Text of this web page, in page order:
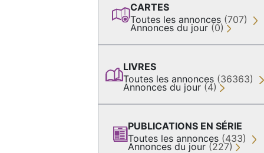
CARTES
Toutes les annonces (707)
Annonces du jour (0)
LIVRES
Toutes les annonces (36363)
Annonces du jour (4)
PUBLICATIONS EN SÉRIE
Toutes les annonces (433)
Annonces du jour (227)